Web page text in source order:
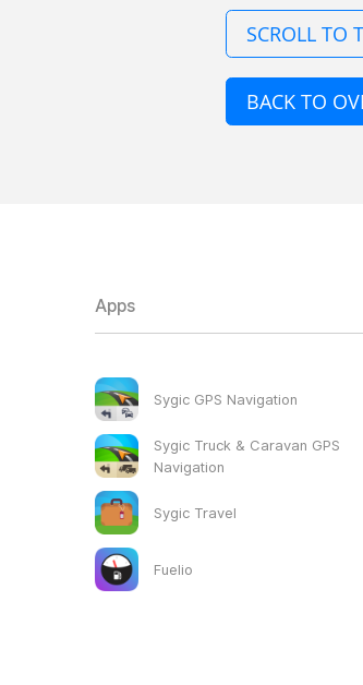
SCROLL TO
BACK TO
Apps
Sygic GPS Navigation
Sygic Truck & Caravan GPS
Navigation
Sygic Travel
Fuelio